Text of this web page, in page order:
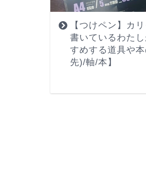
【つけペン】カ
書いているわた
すめする道具や
先)/軸/本】